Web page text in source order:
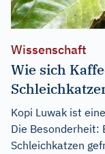
Wissenschaft
Wie sich
Kopi Luwak ist
Die Besonderheit:
Schleichkatzen